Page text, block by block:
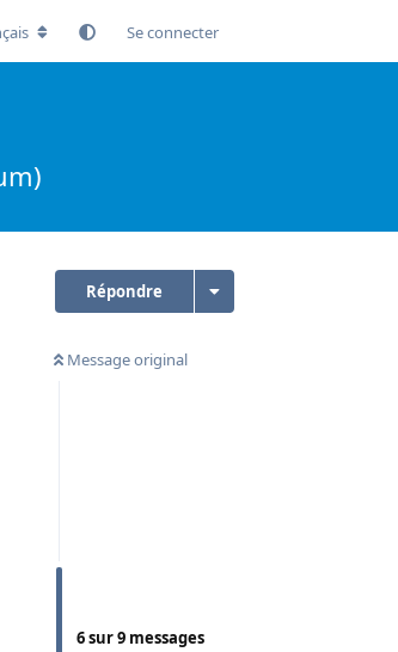
Se connecter
Répondre
Message original
6sur9 messages